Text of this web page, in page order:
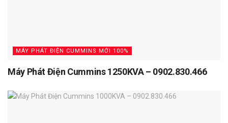
MÁY PHÁT ĐIỆN CUMMINS MỚI 100%
Máy Phát Điện Cummins 1250KVA – 0902.830.466